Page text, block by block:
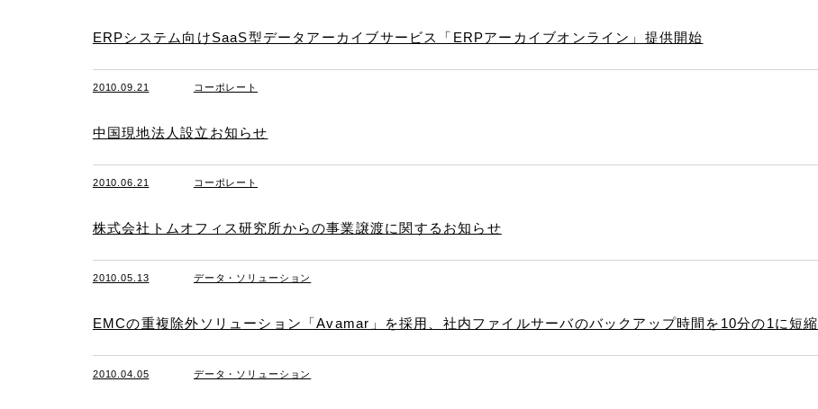
ERPシステム向けSaaS型データアーカイブサービス「ERPアーカイブオンライン」提供開始
2010.09.21 コーポレート
中国現地法人設立お知らせ
2010.06.21 コーポレート
株式会社トムオフィス研究所からの事業譲渡に関するお知らせ
2010.05.13 データ・ソリューション
EMCの重複除外ソリューション「Avamar」を採用、社内ファイルサーバのバックアップ時間を10分の1に短縮
2010.04.05 データ・ソリューション